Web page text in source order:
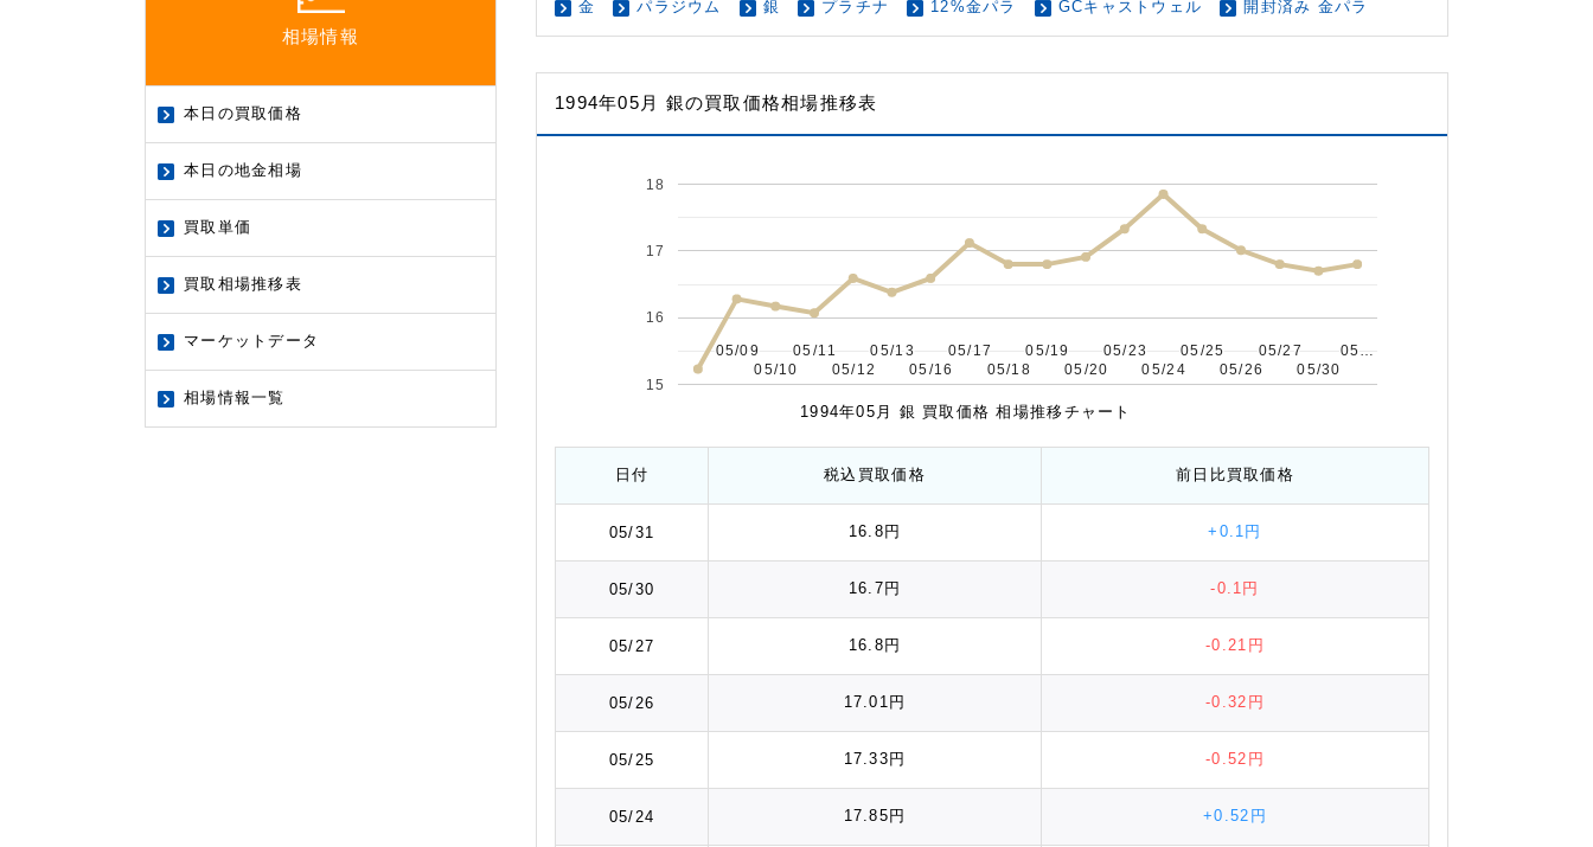
金 パラジウム 銀 プラチナ 12%金パラ GCキャストウェル 開封済み 金パラ
1994年05月 銀の買取価格相場推移表
05/09
05/09
05/10
05/10
05/11
05/11
05/12
05/12
05/13
05/13
05/16
05/16
05/17
05/17
05/18
05/18
05/19
05/19
05/20
05/20
05/23
05/23
05/24
05/24
05/25
05/25
05/26
05/26
05/27
05/27
05/30
05/30
05…
05…
15
16
17
18
1994年05月 銀 買取価格 相場推移チャート
日付 税込 買取価格 前日比買取価格
05/31 16.8円 +0.1円
05/30 16.7円 -0.1円
05/27 16.8円 -0.21円
05/26 17.01円 -0.32円
05/25 17.33円 -0.52円
05/24 17.85円 +0.52円
相場情報
本日の買取価格
本日の地金相場
買取単価
買取相場推移表
マーケットデータ
相場情報一覧